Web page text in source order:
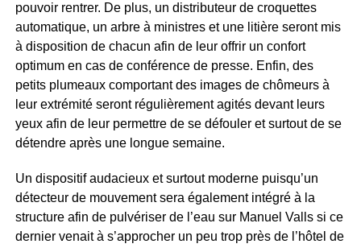
pouvoir rentrer. De plus, un distributeur de croquettes
automatique, un arbre à ministres et une litière seront mis
à disposition de chacun afin de leur offrir un confort
optimum en cas de conférence de presse. Enfin, des
petits plumeaux comportant des images de chômeurs à
leur extrémité seront régulièrement agités devant leurs
yeux afin de leur permettre de se défouler et surtout de se
détendre après une longue semaine.
Un dispositif audacieux et surtout moderne puisqu’un
détecteur de mouvement sera également intégré à la
structure afin de pulvériser de l’eau sur Manuel Valls si ce
dernier venait à s’approcher un peu trop près de l’hôtel de